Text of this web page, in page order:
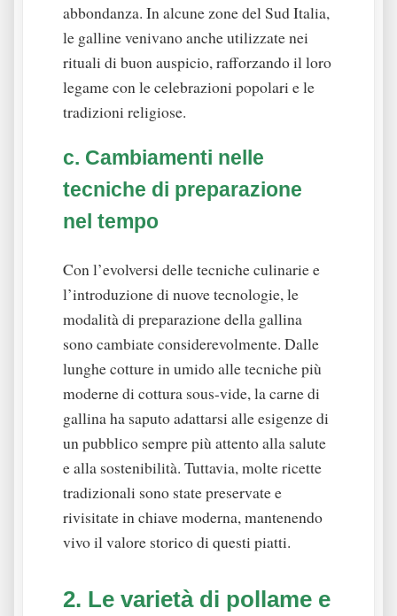
abbondanza. In alcune zone del Sud Italia,
le galline venivano anche utilizzate nei
rituali di buon auspicio, rafforzando il loro
legame con le celebrazioni popolari e le
tradizioni religiose.
c. Cambiamenti nelle
tecniche di preparazione
nel tempo
Con l’evolversi delle tecniche culinarie e
l’introduzione di nuove tecnologie, le
modalità di preparazione della gallina
sono cambiate considerevolmente. Dalle
lunghe cotture in umido alle tecniche più
moderne di cottura sous-vide, la carne di
gallina ha saputo adattarsi alle esigenze di
un pubblico sempre più attento alla salute
e alla sostenibilità. Tuttavia, molte ricette
tradizionali sono state preservate e
rivisitate in chiave moderna, mantenendo
vivo il valore storico di questi piatti.
2. Le varietà di pollame e